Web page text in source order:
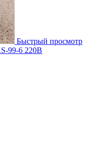
Быстрый просмотр
99-6 220В